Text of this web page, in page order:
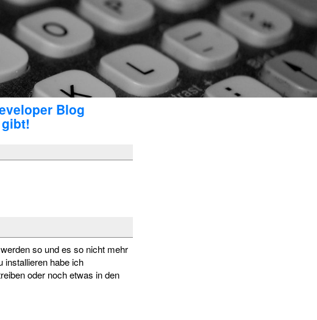
Blog
so und es so nicht mehr
installieren habe ich
oder noch etwas in den